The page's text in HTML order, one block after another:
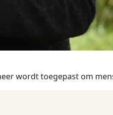
wordt toegepast om